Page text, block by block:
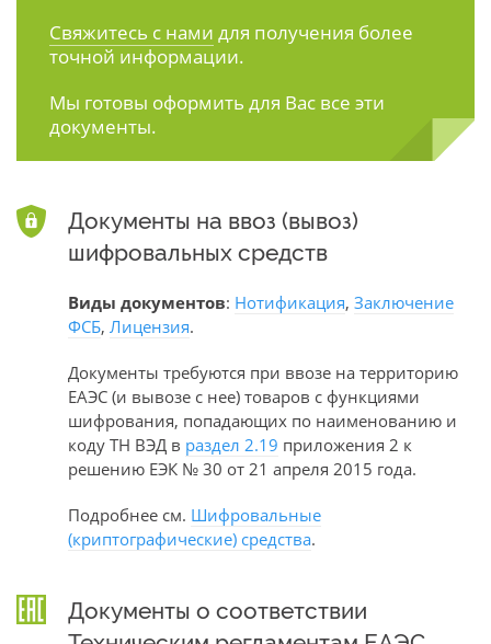
Свяжитесь с нами для получения более
точной информации.
Мы готовы оформить для Вас все эти
документы.
Документы на ввоз (вывоз)
шифровальных средств
Виды документов: Нотификация, Заключение
ФСБ, Лицензия.
Документы требуются при ввозе на территорию
ЕАЭС (и вывозе с нее) товаров с функциями
шифрования, попадающих по наименованию и
коду ТН ВЭД в раздел 2.19 приложения 2 к
решению ЕЭК № 30 от 21 апреля 2015 года.
Подробнее см. Шифровальные
(криптографические) средства.
Документы о соответствии